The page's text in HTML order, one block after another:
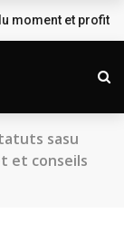
moment et
sasu
et conseils